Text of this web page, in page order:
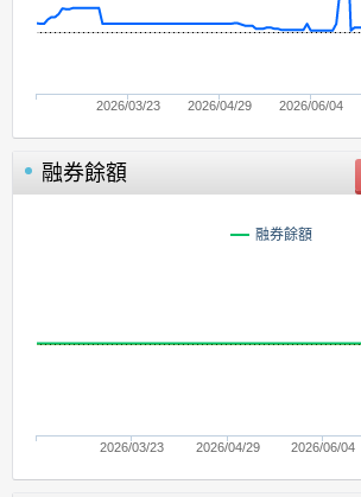
2026/03/23 2026/04/29 2026/06/04
融券餘額
融券餘額
2026/03/23 2026/04/29 2026/06/04